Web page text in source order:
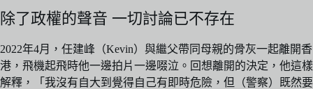
除了政權的聲音 一切討論已不存在
2022年4月，任建峰（Kevin）與繼父帶同母親的骨灰一起離開香
港，飛機起飛時他一邊拍片一邊啜泣。回想離開的決定，他這樣
解釋，「我沒有自大到覺得自己有即時危險，但（警察）既然要